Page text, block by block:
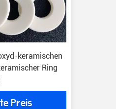
keramischen
Ring
Preis